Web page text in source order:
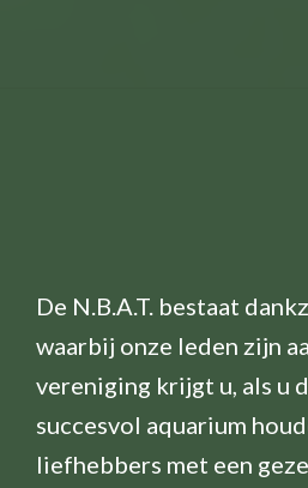
De N.B.A.T. bestaat
waarbij onze leden zijn
vereniging krijgt u, als u
succesvol aquarium
liefhebbers met een